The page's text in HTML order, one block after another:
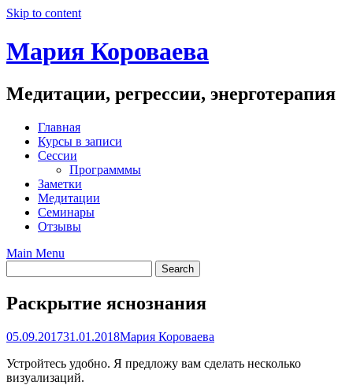
Skip to content
Мария Короваева
Медитации, регрессии, энерготерапия
Главная
Курсы в записи
Сессии
Программмы
Заметки
Медитации
Семинары
Отзывы
Main Menu
Раскрытие яснознания
05.09.201731.01.2018Мария Короваева
Устройтесь удобно. Я предложу вам сделать несколько
визуализаций.